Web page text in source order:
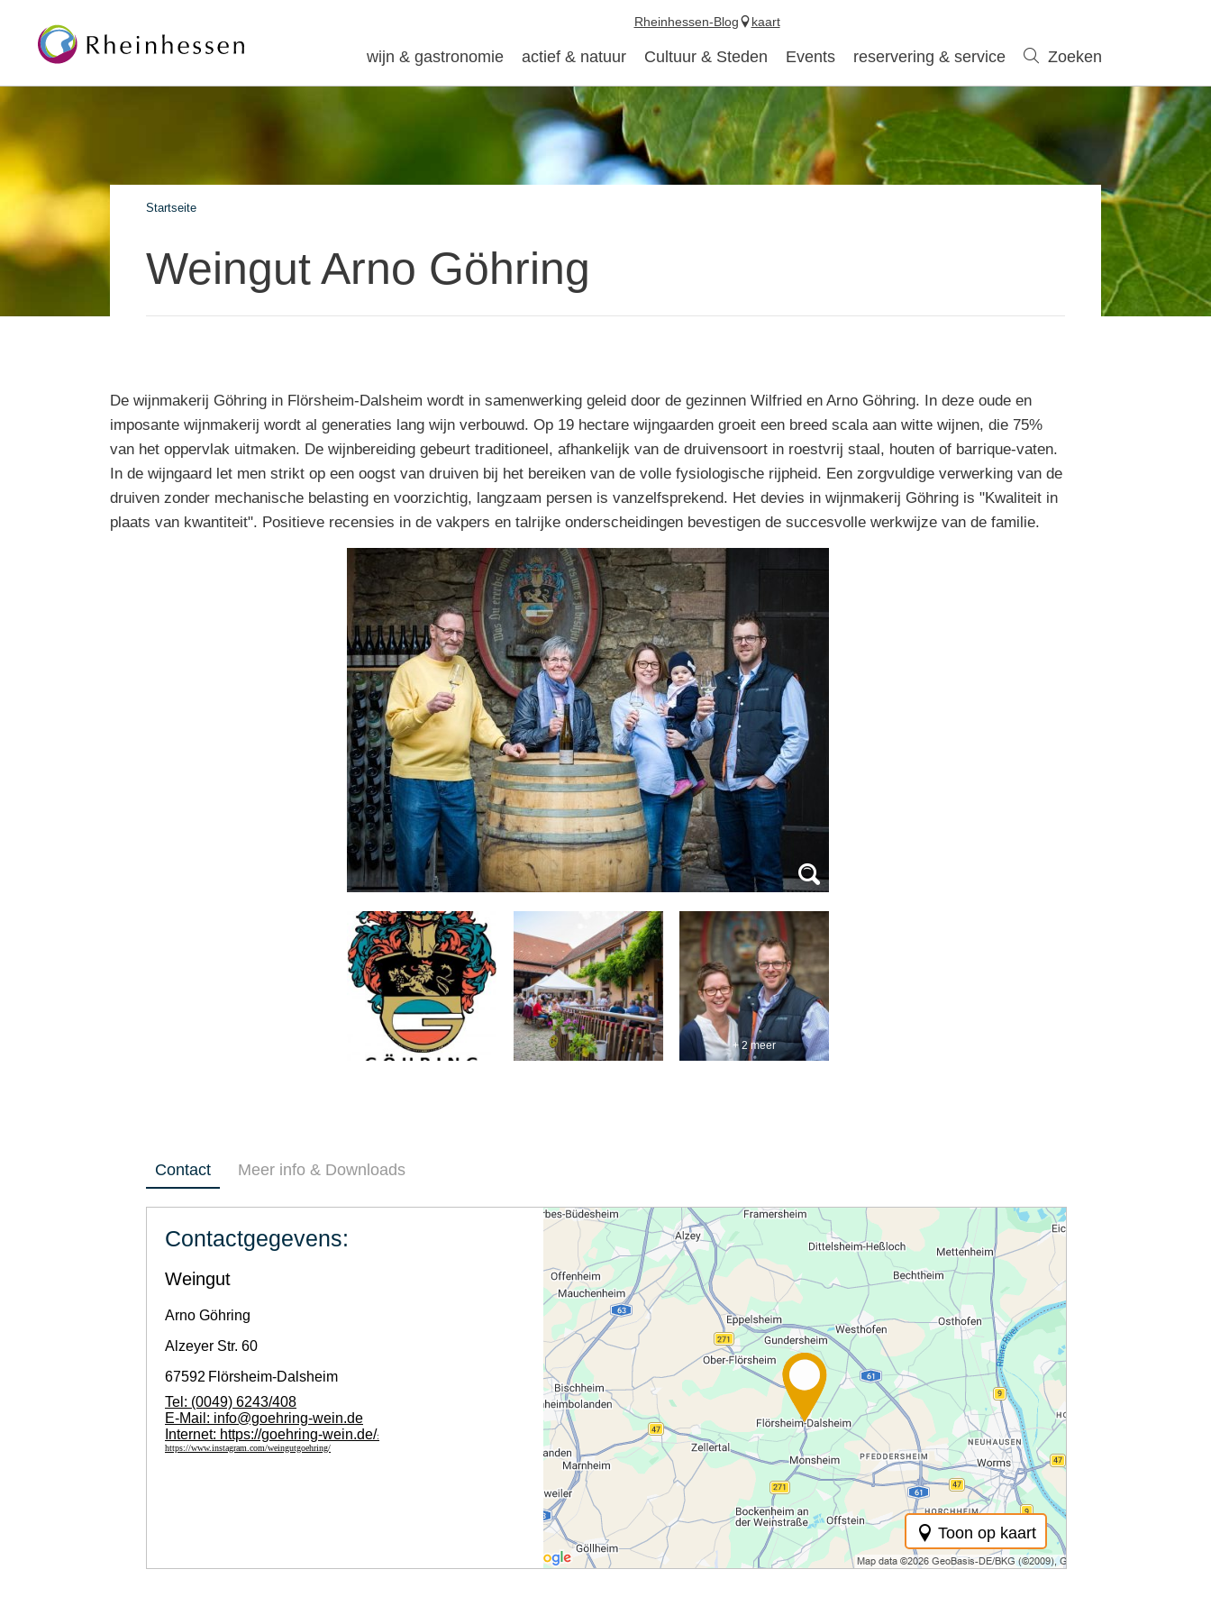
wijn & gastronomie actief & natuur Cultuur & Steden Events reservering & service Zoeken
Rheinhessen-Blog kaart
Startseite
Weingut Arno Göhring
De wijnmakerij Göhring in Flörsheim-Dalsheim wordt in samenwerking geleid door de gezinnen Wilfried en Arno Göhring. In deze oude en
imposante wijnmakerij wordt al generaties lang wijn verbouwd. Op 19 hectare wijngaarden groeit een breed scala aan witte wijnen, die 75%
van het oppervlak uitmaken. De wijnbereiding gebeurt traditioneel, afhankelijk van de druivensoort in roestvrij staal, houten of barrique-vaten.
In de wijngaard let men strikt op een oogst van druiven bij het bereiken van de volle fysiologische rijpheid. Een zorgvuldige verwerking van de
druiven zonder mechanische belasting en voorzichtig, langzaam persen is vanzelfsprekend. Het devies in wijnmakerij Göhring is "Kwaliteit in
plaats van kwantiteit". Positieve recensies in de vakpers en talrijke onderscheidingen bevestigen de succesvolle werkwijze van de familie.
+ 2 meer
Contact Meer info & Downloads
Toon op kaart
Contactgegevens:
Weingut
Arno Göhring
Alzeyer Str. 60
67592 Flörsheim-Dalsheim
Tel: (0049) 6243/408
E-Mail: info@goehring-wein.de
Internet: https://goehring-wein.de/:
https://www.instagram.com/weingutgoehring/